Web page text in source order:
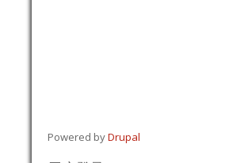
Powered byDrupal